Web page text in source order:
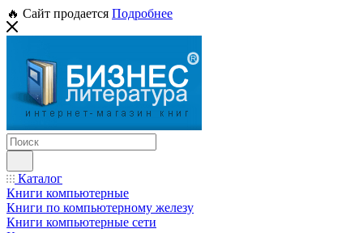
🔥 Сайт продается Подробнее
Каталог
Книги компьютерные
Книги по компьютерному железу
Книги компьютерные сети